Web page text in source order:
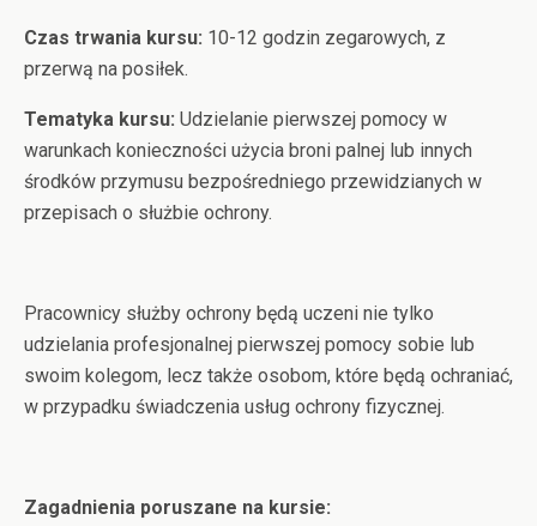
Czas trwania kursu: 10-12 godzin zegarowych, z
przerwą na posiłek.
Tematyka kursu: Udzielanie pierwszej pomocy w
warunkach konieczności użycia broni palnej lub innych
środków przymusu bezpośredniego przewidzianych w
przepisach o służbie ochrony.
Pracownicy służby ochrony będą uczeni nie tylko
udzielania profesjonalnej pierwszej pomocy sobie lub
swoim kolegom, lecz także osobom, które będą ochraniać,
w przypadku świadczenia usług ochrony fizycznej.
Zagadnienia poruszane na kursie: